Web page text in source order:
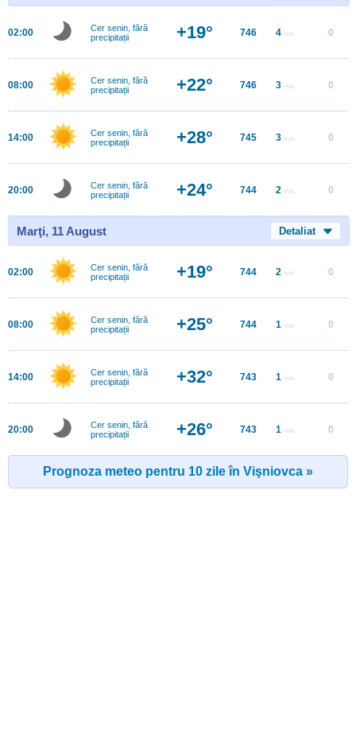
02:00
Cer senin, fără
precipitații
+19° 746 4 m/s 0
08:00
Cer senin, fără
precipitații
+22° 746 3 m/s 0
14:00
Cer senin, fără
precipitații
+28° 745 3 m/s 0
20:00
Cer senin, fără
precipitații
+24° 744 2 m/s 0
Marţi, 11 August Detaliat
02:00
Cer senin, fără
precipitații
+19° 744 2 m/s 0
08:00
Cer senin, fără
precipitații
+25° 744 1 m/s 0
14:00
Cer senin, fără
precipitații
+32° 743 1 m/s 0
20:00
Cer senin, fără
precipitații
+26° 743 1 m/s 0
Prognoza meteo pentru 10 zile în Vişniovca »